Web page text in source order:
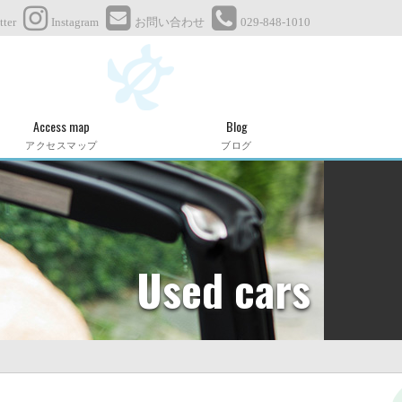
Instagram お問い合わせ 029-848-1010
Access map
アクセスマップ
Blog
ブログ
Used cars